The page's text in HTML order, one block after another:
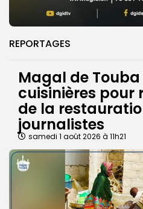
REPORTAGES
Magal de Touba
cuisinières pour
de la
journalistes
samedi 1 août 2026 à 11h21